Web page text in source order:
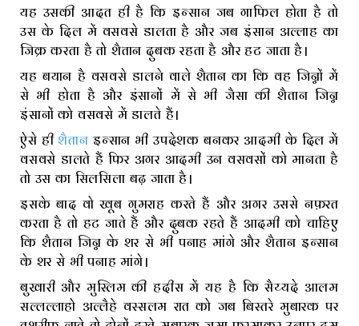
यह उसकी आदत ही है कि इन्सान जब गाफिल होता है तो
उस के दिल में वसवसे डालता है और जब इंसान अल्लाह का
जिक्र करता है तो शैतान दुबक रहता है और हट जाता है।
यह बयान है वसवसे डालने वाले शैतान का कि वह जिन्नों में
से भी होता है और इंसानों में से भी जैसा की शैतान जिन्न
इंसानों को वसवसे में डालते हैं।
ऐसे हीशैतान इन्सान भी उपदेशक बनकर आदमी के दिल में
वसवसे डालते हैं फिर अगर आदमी उन वसवसों को मानता है
तो उस का सिलसिला बढ़ जाता है।
इसके बाद वो खूब गुमराह करते हैं और अगर उससे नफ़रत
करता है तो हट जाते हैं और दुबक रहते हैं आदमी को चाहिए
कि शैतान जिन्न के शर से भी पनाह मांगे और शैतान इन्सान
के शर से भी पनाह मांगे।
बुखारी और मुस्लिम की हदीस में यह है कि सैय्यदे आलम
सल्लल्लाहो अल्लैहे वस्सलम रात को जब बिस्तरे मुबारक पर